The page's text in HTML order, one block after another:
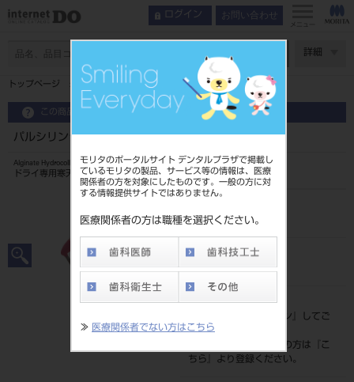
モリタのポータルサイト デンタルプラザで掲載し
ているモリタの製品、サービス等の情報は、医療
関係者の方を対象にしたものです。一般の方に対
する情報提供サイトではありません。
医療関係者の方は職種を選択ください。
≫ 医療関係者でない方はこちら
ログイン お問い合わせ
メニュー
詳細
トップページ パルシリンジ ヘッド 5／16 2S
この商品に関するお問い合わせ
パルシリンジ ヘッド 5／16 2S
Alginate Hydrocolloid Impression Material
ドライ専用寒天シリンジ
2072907652S
JAN/EANコード
標準価格
ログイン
』してご
覧ください。
ネット会員登録がまだの方は『
こ
ちら
』より登録ください。